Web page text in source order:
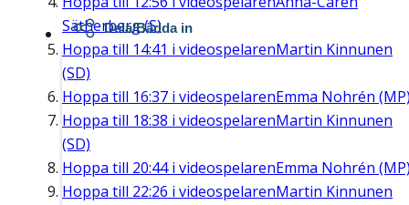
Sätherberg (S)
Hoppa till 14:41 i videospelarenMartin Kinnunen
(SD)
Hoppa till 16:37 i videospelarenEmma Nohrén
Hoppa till 18:38 i videospelarenMartin Kinnunen
(SD)
Hoppa till 20:44i videospelarenEmma Nohrén
Hoppa till 22:26 i videospelarenMartin Kinnunen
Dela/Bädda in